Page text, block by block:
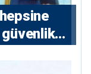
güvenlik